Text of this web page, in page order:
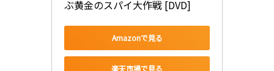
ぶ黄金のスパイ大作戦 [DVD]
Amazonで見る
楽天市場で見る